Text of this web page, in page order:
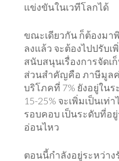
แข่งขันในเวทีโลกได้
ขณะเดียวกัน ก็ต้องมา
ลงแล้ว จะต้องไปปรับ
สนับสนุนเรื่องการจัดเ
ส่วนสำคัญคือ ภาษีมูลค่
บริโภคที่ 7% ยังอยู่ใน
15-25% จะเพิ่มเป็นเท่
รอบคอบ เป็นระดับที่อยู่
อ่อนไหว
ตอนนี้กำลังอยู่ระหว่า